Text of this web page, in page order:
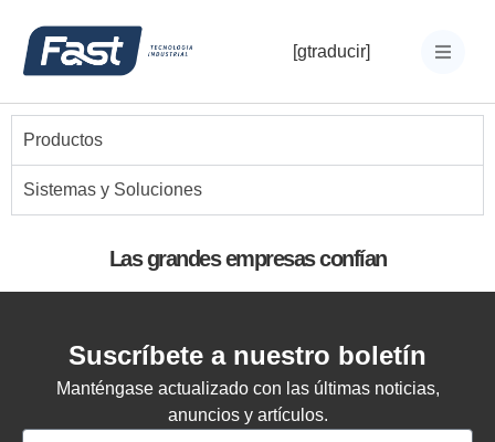
[gtraducir]
Productos
Sistemas y Soluciones
Las grandes empresas confían
Suscríbete a nuestro boletín
Manténgase actualizado con las últimas noticias,
anuncios y artículos.